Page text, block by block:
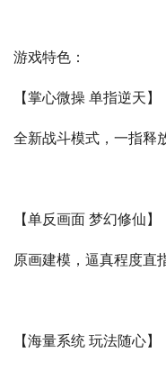
游戏特色：
【掌心微操 单指逆天】
全新战斗模式，一指释
【单反画面 梦幻修仙】
原画建模，逼真程度直
【海量系统 玩法随心】